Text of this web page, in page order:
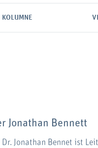
KOLUMNE
Jonathan Bennett
Dr. Jonathan Bennet ist